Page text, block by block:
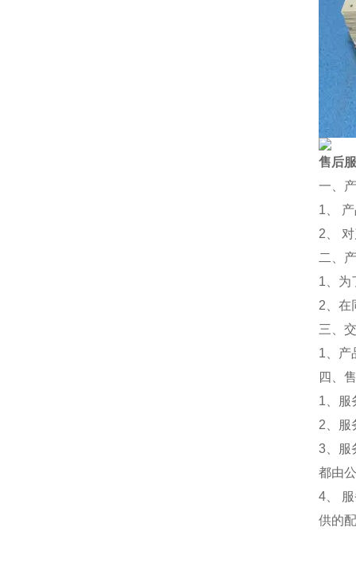
售后
一、
1、
2、
二、
1、为
2、在
三、
1、产
四、
1、服
2、服
3、服
都由
4、
供的